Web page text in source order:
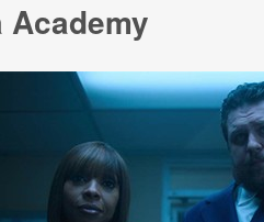
Academy